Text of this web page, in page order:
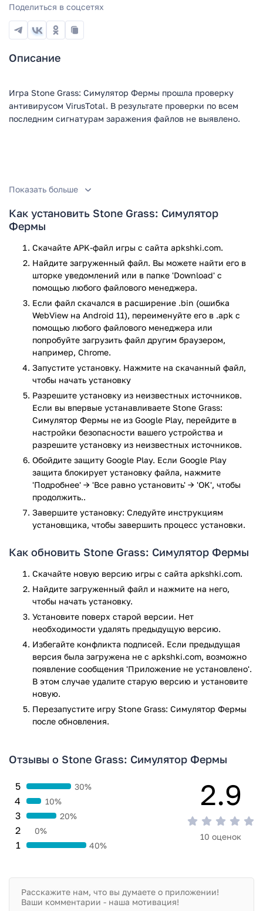
Поделиться в соцсетях
Описание
Игра Stone Grass: Симулятор Фермы прошла проверку
антивирусом VirusTotal. В результате проверки по всем
последним сигнатурам заражения файлов не выявлено.
Показать больше
Как установить Stone Grass: Симулятор
Фермы
Скачайте APK-файл игры с сайта apkshki.com.
Найдите загруженный файл. Вы можете найти его в
шторке уведомлений или в папке 'Download' с
помощью любого файлового менеджера.
Если файл скачался в расширение .bin (ошибка
WebView на Android 11), переименуйте его в .apk с
помощью любого файлового менеджера или
попробуйте загрузить файл другим браузером,
например, Chrome.
Запустите установку. Нажмите на скачанный файл,
чтобы начать установку
Разрешите установку из неизвестных источников.
Если вы впервые устанавливаете Stone Grass:
Симулятор Фермы не из Google Play, перейдите в
настройки безопасности вашего устройства и
разрешите установку из неизвестных источников.
Обойдите защиту Google Play. Если Google Play
защита блокирует установку файла, нажмите
'Подробнее' → 'Все равно установить' → 'OK', чтобы
продолжить..
Завершите установку: Следуйте инструкциям
установщика, чтобы завершить процесс установки.
Как обновить Stone Grass: Симулятор Фермы
Скачайте новую версию игры с сайта apkshki.com.
Найдите загруженный файл и нажмите на него,
чтобы начать установку.
Установите поверх старой версии. Нет
необходимости удалять предыдущую версию.
Избегайте конфликта подписей. Если предыдущая
версия была загружена не с apkshki.com, возможно
появление сообщения 'Приложение не установлено'.
В этом случае удалите старую версию и установите
новую.
Перезапустите игру Stone Grass: Симулятор Фермы
после обновления.
Отзывы о Stone Grass: Симулятор Фермы
1 40%
2 0%
3 20%
4 10%
5 30% 2.9
10 оценок